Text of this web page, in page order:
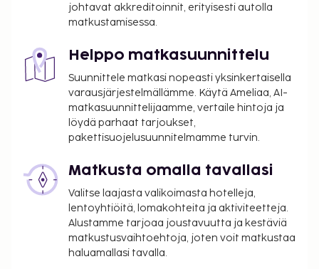
johtavat akkreditoinnit, erityisesti autolla
matkustamisessa.
Helppo matkasuunnittelu
Suunnittele matkasi nopeasti yksinkertaisella
varausjärjestelmällämme. Käytä Ameliaa, AI-
matkasuunnittelijaamme, vertaile hintoja ja
löydä parhaat tarjoukset,
pakettisuojelusuunnitelmamme turvin.
Matkusta omalla tavallasi
Valitse laajasta valikoimasta hotelleja,
lentoyhtiöitä, lomakohteita ja aktiviteetteja.
Alustamme tarjoaa joustavuutta ja kestäviä
matkustusvaihtoehtoja, joten voit matkustaa
haluamallasi tavalla.